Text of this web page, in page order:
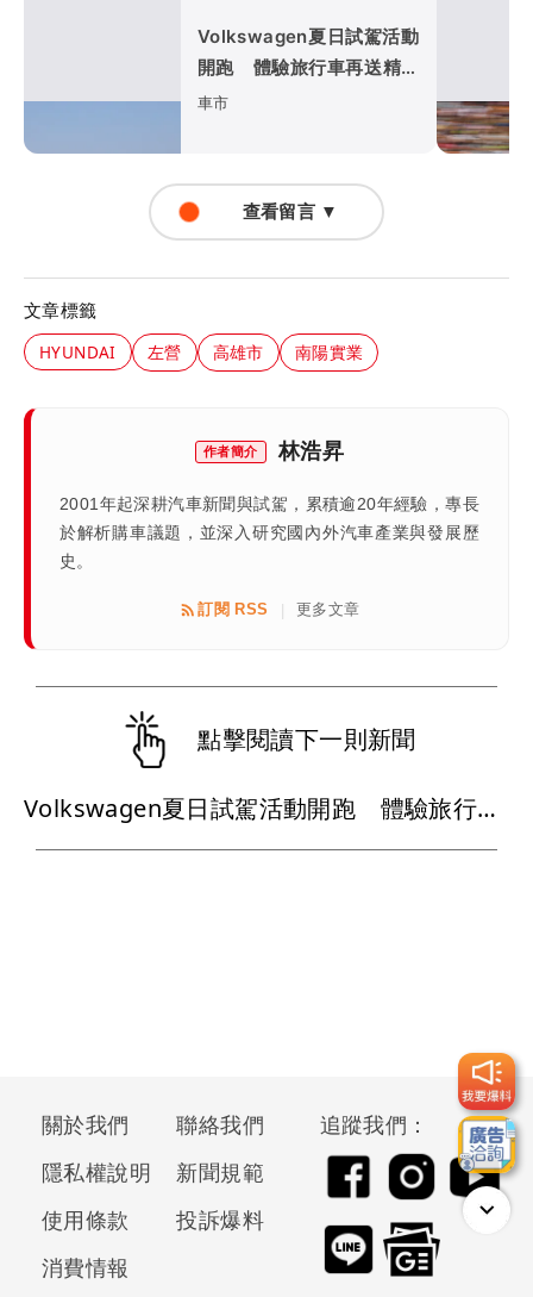
Volkswagen夏日試駕活動
開跑 體驗旅行車再送精品
咖啡卡
車市
查看留言 ▼
文章標籤
HYUNDAI 左營 高雄市 南陽實業
作者簡介 林浩昇
2001年起深耕汽車新聞與試駕，累積逾20年經驗，專長
於解析購車議題，並深入研究國內外汽車產業與發展歷
史。
訂閱 RSS | 更多文章
點擊閱讀下一則新聞
Volkswagen夏日試駕活動開跑 體驗旅行車再送精品咖啡卡
關於我們
聯絡我們
隱私權說明
新聞規範
使用條款
投訴爆料
消費情報
追蹤我們：